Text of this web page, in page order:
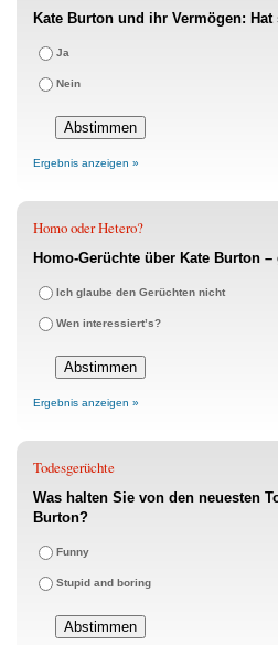
Kate Burton und ihr Vermögen:
Ja
Nein
Ergebnis anzeigen »
Homo oder Hetero?
Homo-Gerüchte über Kate Burton
Ich glaube den Gerüchten nicht
Wen interessiert’s?
Ergebnis anzeigen »
Todesgerüchte
Was halten Sie von den neuesten
Burton?
Funny
Stupid and boring